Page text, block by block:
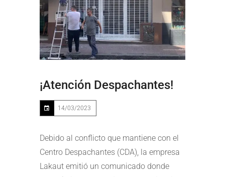
¡Atención Despachantes!
14/03/2023
Debido al conflicto que mantiene con el
Centro Despachantes (CDA), la empresa
Lakaut emitió un comunicado donde